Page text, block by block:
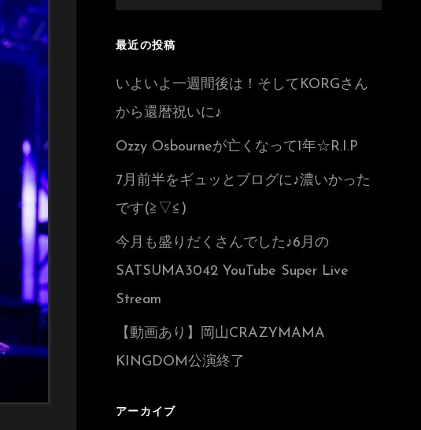
索
最近の投稿
いよいよ一週間後は！そしてKORGさん
から還暦祝いに♪
Ozzy Osbourneが亡くなって1年☆R.I.P
7月前半をギュッとブログに♪濃いかった
です(≧▽≦)
今月も盛りだくさんでした♪6月の
SATSUMA3042 YouTube Super Live
Stream
【動画あり】岡山CRAZYMAMA
KINGDOM公演終了
アーカイブ